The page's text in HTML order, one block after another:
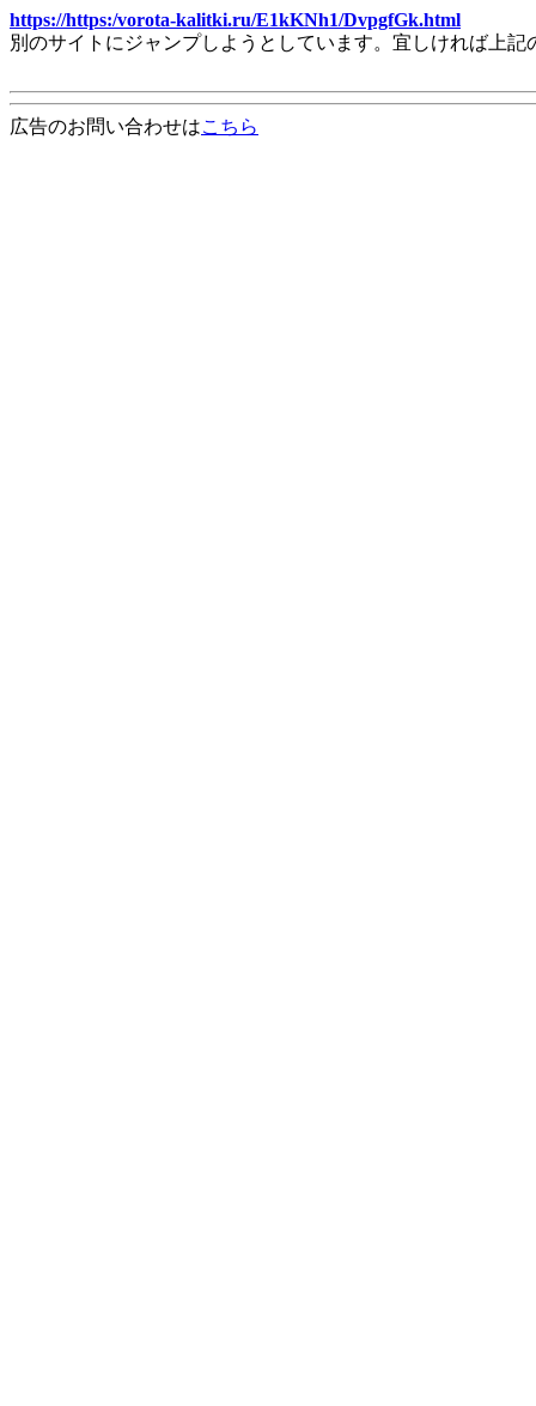
https://https:/vorota-kalitki.ru/E1kKNh1/DvpgfGk.html
別のサイトにジャンプしようとしています。宜しければ上
広告のお問い合わせはこちら